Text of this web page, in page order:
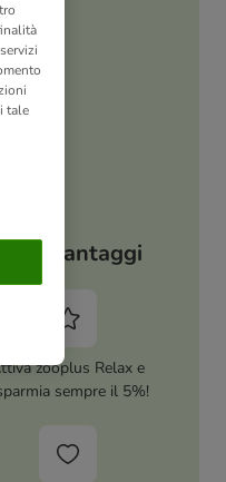
I tuoi vantaggi
zooplus Relax e
sempre il 5%!
tale